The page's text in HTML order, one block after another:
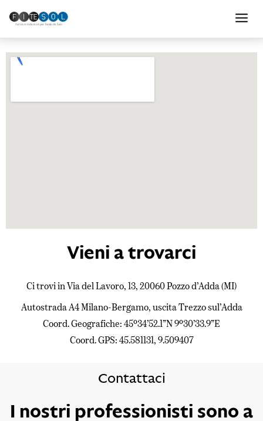
Vieni a trovarci
Ci trovi in Via del Lavoro, 13, 20060 Pozzo d’Adda (MI)
Autostrada A4 Milano-Bergamo, uscita Trezzo sul’Adda
Coord. Geografiche: 45°34’52.1”N 9°30’33.9”E
Coord. GPS: 45.581131, 9.509407
Contattaci
I nostri professionisti sono a